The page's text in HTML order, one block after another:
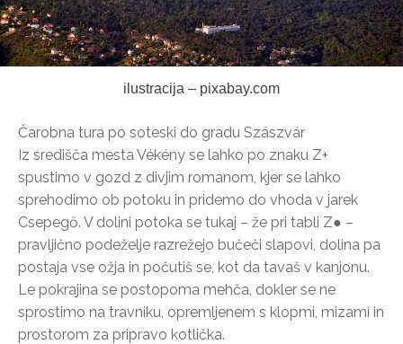
ilustracija – pixabay.com
Čarobna tura po soteski do gradu Szászvár
Iz središča mesta Vékény se lahko po znaku Z+
spustimo v gozd z divjim romanom, kjer se lahko
sprehodimo ob potoku in pridemo do vhoda v jarek
Csepegő. V dolini potoka se tukaj – že pri tabli Z● –
pravljično podeželje razrežejo bučeči slapovi, dolina pa
postaja vse ožja in počutiš se, kot da tavaš v kanjonu.
Le pokrajina se postopoma mehča, dokler se ne
sprostimo na travniku, opremljenem s klopmi, mizami in
prostorom za pripravo kotlička.